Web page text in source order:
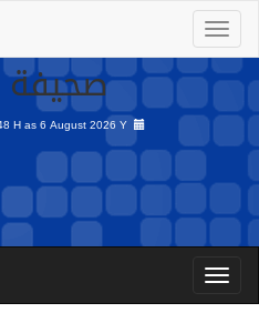
صحيفة
H as6 August 2026 Y